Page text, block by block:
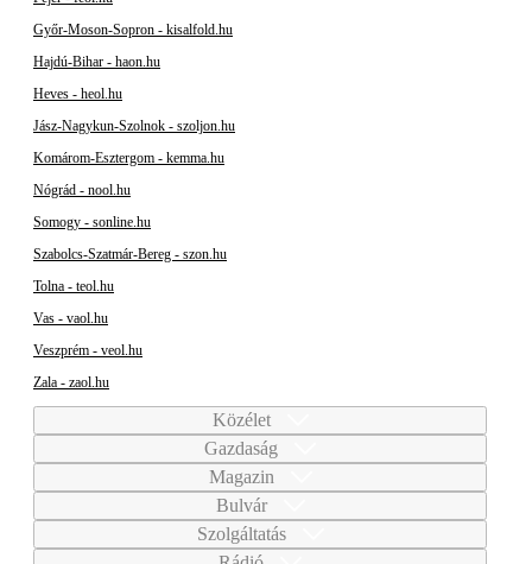
Győr-Moson-Sopron - kisalfold.hu
Hajdú-Bihar - haon.hu
Heves - heol.hu
Jász-Nagykun-Szolnok - szoljon.hu
Komárom-Esztergom - kemma.hu
Nógrád - nool.hu
Somogy - sonline.hu
Szabolcs-Szatmár-Bereg - szon.hu
Tolna - teol.hu
Vas - vaol.hu
Veszprém - veol.hu
Zala - zaol.hu
Közélet
Gazdaság
Magazin
Bulvár
Szolgáltatás